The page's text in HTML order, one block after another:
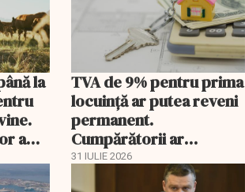
la
a
TVA de 9% pentru prima
locuință ar putea reveni
permanent.
Cumpărătorii ar
economisi zeci de mii de
31 IULIE 2026